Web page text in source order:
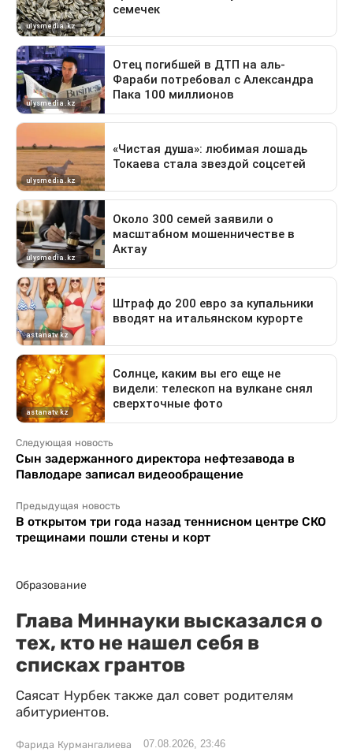
Следующая новость
Сын задержанного директора нефтезавода в
Павлодаре записал видеообращение
Предыдущая новость
В открытом три года назад теннисном центре СКО
трещинами пошли стены и корт
Образование
Глава Миннауки высказался о
тех, кто не нашел себя в
списках грантов
Саясат Нурбек также дал совет родителям
абитуриентов.
Фарида Курмангалиева 07.08.2026, 23:46